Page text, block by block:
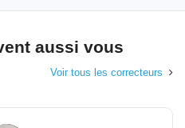
aussi vous
Voir tous les correcteurs